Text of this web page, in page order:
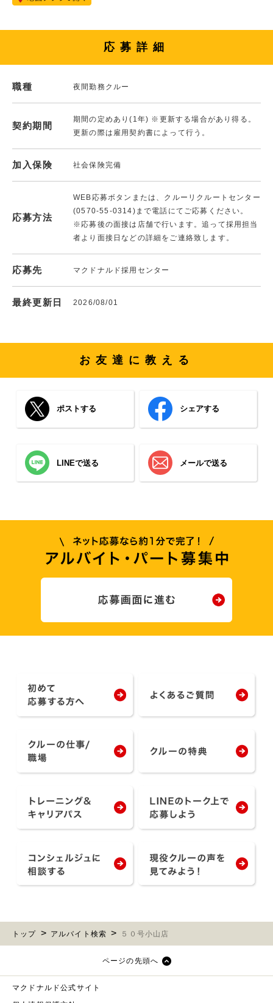
応募詳細
職種 夜間勤務クルー
契約期間
期間の定めあり(1年) ※更新する場合があり得る。
更新の際は雇用契約書によって行う。
加入保険 社会保険完備
応募方法
WEB応募ボタンまたは、クルーリクルートセンター
(0570-55-0314)まで電話にてご応募ください。
※応募後の面接は店舗で行います。追って採用担当
者より面接日などの詳細をご連絡致します。
応募先 マクドナルド採用センター
最終更新日 2026/08/01
お友達に教える
ポストする シェアする
LINEで送る メールで送る
トップ アルバイト検索 ５０号小山店
ページの先頭へ
マクドナルド公式サイト